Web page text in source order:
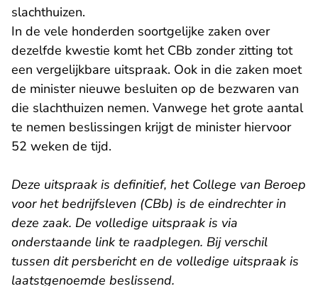
slachthuizen.
In de vele honderden soortgelijke zaken over
dezelfde kwestie komt het CBb zonder zitting tot
een vergelijkbare uitspraak. Ook in die zaken moet
de minister nieuwe besluiten op de bezwaren van
die slachthuizen nemen. Vanwege het grote aantal
te nemen beslissingen krijgt de minister hiervoor
52 weken de tijd.
Deze uitspraak is definitief, het College van Beroep
voor het bedrijfsleven (CBb) is de eindrechter in
deze zaak. De volledige uitspraak is via
onderstaande link te raadplegen. Bij verschil
tussen dit persbericht en de volledige uitspraak is
laatstgenoemde beslissend.